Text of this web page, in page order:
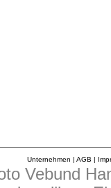
Unternehmen | AGB |
Vebund